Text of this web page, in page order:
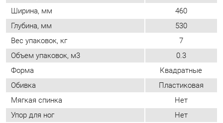
Форма
Квадратные
Обивка
Пластиковая
Мягкая спинка
Нет
Упор для ног
Нет
Возможность регулировать глубину
сиденья
Стиль
Современный
Мягкое сиденье
Нет
Съемный чехол
Нет